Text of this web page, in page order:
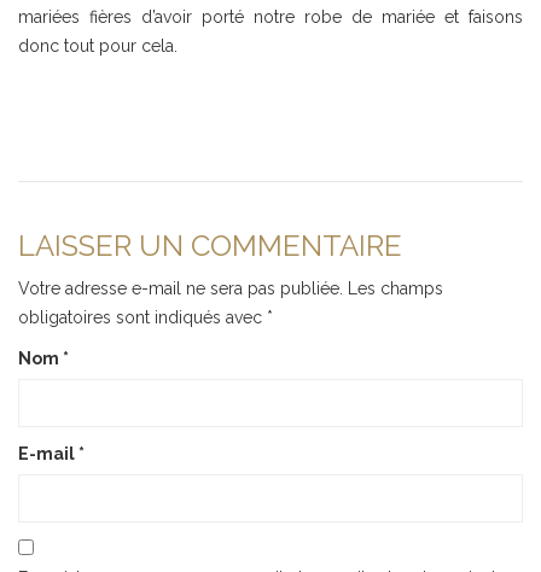
mariées fières d’avoir porté notre robe de mariée et faisons
donc tout pour cela.
LAISSER UN COMMENTAIRE
Votre adresse e-mail ne sera pas publiée.
Les champs
obligatoires sont indiqués avec *
Nom *
E-mail *